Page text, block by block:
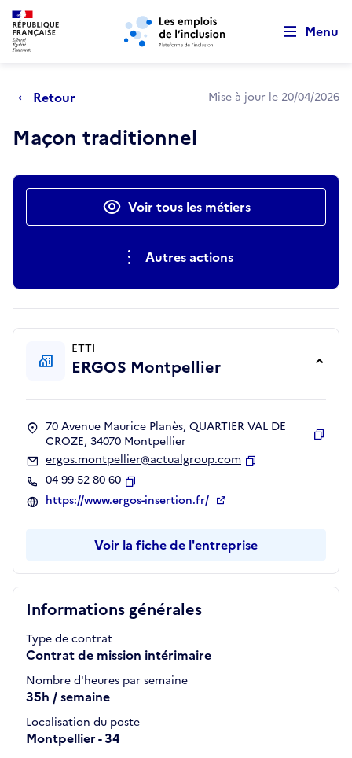
Aller au menu principal Aller au contenu principal
Menu
Retour Mise à jour le 20/04/2026
Maçon traditionnel
Actions rapidesVoir tous les métiers
Autres actions
Informations générales
Type de contrat
Contrat de mission intérimaire
Nombre d'heures par semaine
35h / semaine
Localisation du poste
Montpellier - 34
ETTI
ERGOS Montpellier
70 Avenue Maurice Planès, QUARTIER VAL DE
CROZE, 34070 Montpellier
ergos.montpellier@actualgroup.com
04 99 52 80 60
Copier
https://www.ergos-insertion.fr/
Voir la fiche de l'entreprise
Retour au début de la page
Panneau de gestion des cookies